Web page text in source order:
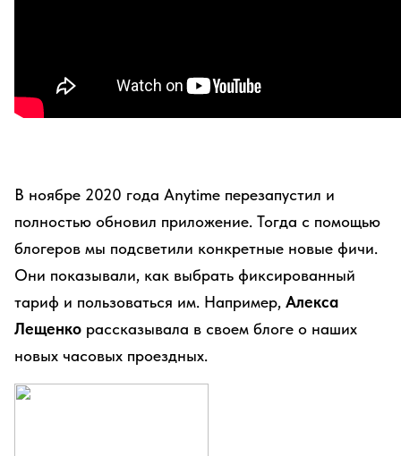
В ноябре 2020 года Anytime перезапустил и
полностью обновил приложение. Тогда с помощью
блогеров мы подсветили конкретные новые фичи.
Они показывали, как выбрать фиксированный
тариф и пользоваться им. Например, Алекса
Лещенко рассказывала в своем блоге о наших
новых часовых проездных.